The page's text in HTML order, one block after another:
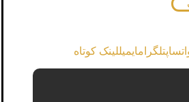
تلگرامایمیللینک کوتاه